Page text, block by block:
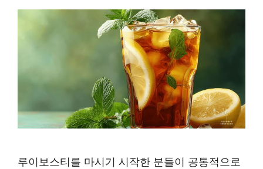
루이보스티를 마시기 시작한 분들이 공통적으로